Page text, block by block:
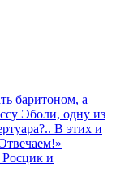
баритоном, а
Эболи, одну из
В этих и
Росцик и